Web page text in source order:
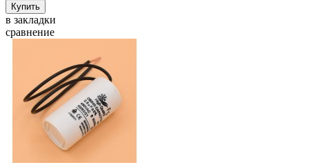
в закладки
сравнение